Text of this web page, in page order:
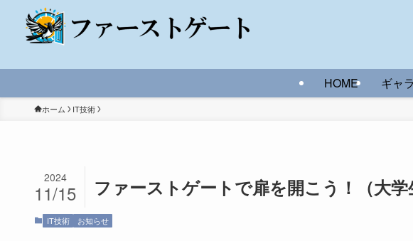
HOME ギャ
ホーム IT技術
ファーストゲートで扉を開こう！（大学
2024
11/15
IT技術 お知らせ